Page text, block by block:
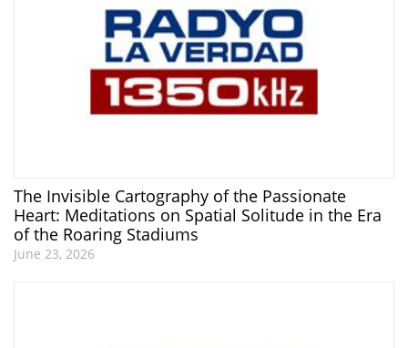
The Invisible Cartography of the Passionate
Heart: Meditations on Spatial Solitude in the Era
of the Roaring Stadiums
June 23, 2026